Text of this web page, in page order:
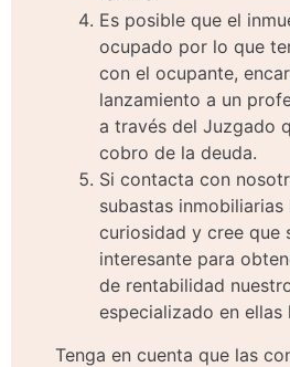
Es posible que el
ocupado por lo que
con el ocupante,
lanzamiento a un
a través del Juzgado
cobro de la deuda.
Si contacta con
subastas
curiosidad y cree que
interesante para
de rentabilidad
especializado en ellas
Tenga en cuenta que las